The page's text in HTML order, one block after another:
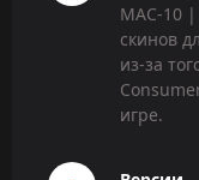
MAC-10
скинов
из-за
игре.